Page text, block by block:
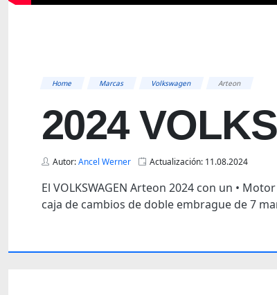
Home Marcas Volkswagen Arteon
2024
Autor:Ancel Werner Actualización: 11.08.2024
El VOLKSWAGEN Arteon 2024 con un •
caja de cambios de doble embrague de 7